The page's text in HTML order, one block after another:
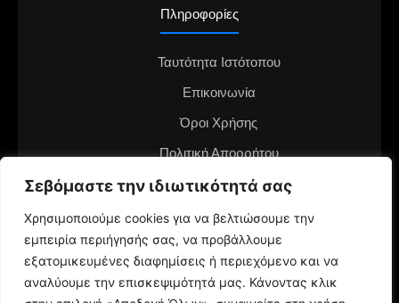
Σεβόμαστε την ιδιωτικότητά σας
Χρησιμοποιούμε cookies για να βελτιώσουμε την
εμπειρία περιήγησής σας, να προβάλλουμε
εξατομικευμένες διαφημίσεις ή περιεχόμενο και να
αναλύουμε την επισκεψιμότητά μας. Κάνοντας κλικ
Πληροφορίες
Ταυτότητα Ιστότοπου
Επικοινωνία
Όροι Χρήσης
Πολιτική Απορρήτου
Διαφημιστείτε στο notianea.gr
Γίνε ο ανταποκριτής στην περιοχή σου